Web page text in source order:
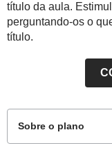
título da aula.
perguntando-os o
título.
Sobre o plano